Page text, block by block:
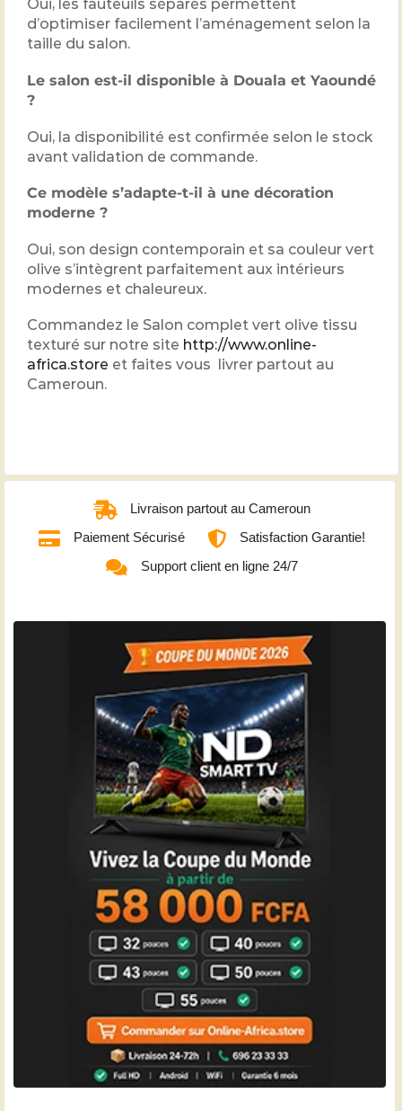
Oui, les fauteuils séparés permettent
d’optimiser facilement l’aménagement selon la
taille du salon.
Le salon est-il disponible à Douala et Yaoundé
?
Oui, la disponibilité est confirmée selon le stock
avant validation de commande.
Ce modèle s’adapte-t-il à une décoration
moderne ?
Oui, son design contemporain et sa couleur vert
olive s’intègrent parfaitement aux intérieurs
modernes et chaleureux.
Commandez le Salon complet vert olive tissu
texturé sur notre site http://www.online-
africa.store et faites vous livrer partout au
Cameroun.
Livraison partout au Cameroun
Paiement Sécurisé
Satisfaction Garantie!
Support client en ligne 24/7